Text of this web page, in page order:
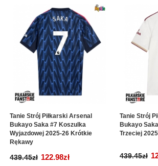
Tanie Strój Piłkarski Arsenal
Bukayo Saka #7 Koszulka
Wyjazdowej 2025-26 Krótkie
Rękawy
439.45zł 122.98zł
Tanie Strój
Bukayo
Trzeciej
439.45zł